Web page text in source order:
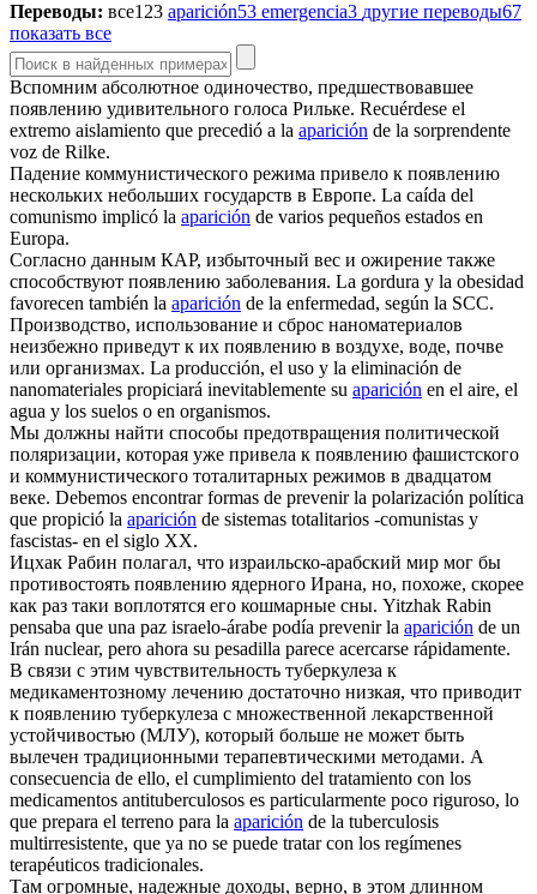
Переводы: все123 aparición53 emergencia3 другие переводы67
показать все
Вспомним абсолютное одиночество, предшествовавшее
появлению удивительного голоса Рильке. Recuérdese el
extremo aislamiento que precedió a la aparición de la sorprendente
voz de Rilke.
Падение коммунистического режима привело к появлению
нескольких небольших государств в Европе. La caída del
comunismo implicó la aparición de varios pequeños estados en
Europa.
Согласно данным КАР, избыточный вес и ожирение также
способствуют появлению заболевания. La gordura y la obesidad
favorecen también la aparición de la enfermedad, según la SCC.
Производство, использование и сброс наноматериалов
неизбежно приведут к их появлению в воздухе, воде, почве
или организмах. La producción, el uso y la eliminación de
nanomateriales propiciará inevitablemente su aparición en el aire, el
agua y los suelos o en organismos.
Мы должны найти способы предотвращения политической
поляризации, которая уже привела к появлению фашистского
и коммунистического тоталитарных режимов в двадцатом
веке. Debemos encontrar formas de prevenir la polarización política
que propició la aparición de sistemas totalitarios -comunistas y
fascistas- en el siglo XX.
Ицхак Рабин полагал, что израильско-арабский мир мог бы
противостоять появлению ядерного Ирана, но, похоже, скорее
как раз таки воплотятся его кошмарные сны. Yitzhak Rabin
pensaba que una paz israelo-árabe podía prevenir la aparición de un
Irán nuclear, pero ahora su pesadilla parece acercarse rápidamente.
В связи с этим чувствительность туберкулеза к
медикаментозному лечению достаточно низкая, что приводит
к появлению туберкулеза с множественной лекарственной
устойчивостью (МЛУ), который больше не может быть
вылечен традиционными терапевтическими методами. A
consecuencia de ello, el cumplimiento del tratamiento con los
medicamentos antituberculosos es particularmente poco riguroso, lo
que prepara el terreno para la aparición de la tuberculosis
multirresistente, que ya no se puede tratar con los regímenes
terapéuticos tradicionales.
Там огромные, надежные доходы, верно, в этом длинном